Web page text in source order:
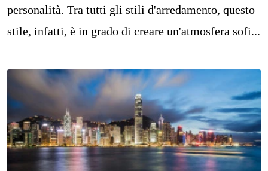
personalità. Tra tutti gli stili d'arredamento, questo
stile, infatti, è in grado di creare un'atmosfera sofi...